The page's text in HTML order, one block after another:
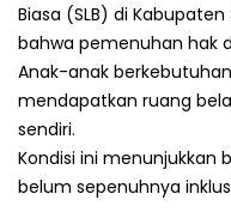
Biasa (SLB) di
bahwa pemenuhan hak
Anak-anak
mendapatkan ruang
sendiri.
Kondisi ini menunjukkan
belum sepenuhnya